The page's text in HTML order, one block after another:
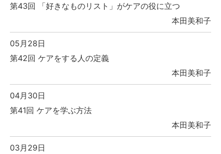
第43回 「好きなものリスト」がケアの役に立つ
本田美和子
05月28日
第42回 ケアをする人の定義
本田美和子
04月30日
第41回 ケアを学ぶ方法
本田美和子
03月29日